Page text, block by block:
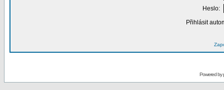
Heslo:
Přihlásit
Powered by